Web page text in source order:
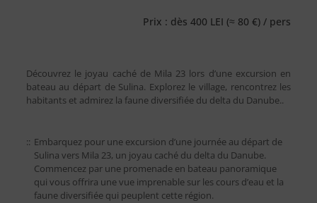
Prix : dès 400 LEI (≈ 80 €) / pers
Découvrez le joyau caché de Mila 23 lors d’une excursion en
bateau au départ de Sulina. Explorez le village, rencontrez les
habitants et admirez la faune diversifiée du delta du Danube..
:: Embarquez pour une excursion d’une journée au départ de
Sulina vers Mila 23, un joyau caché du delta du Danube.
Commencez par une promenade en bateau panoramique
qui vous offrira une vue imprenable sur les cours d’eau et la
faune diversifiée qui peuplent cette région.